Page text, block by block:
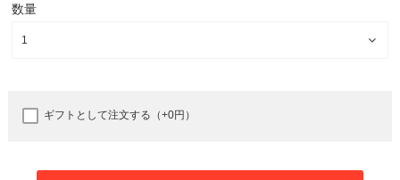
数量
ギフトとして注文する（+0円）